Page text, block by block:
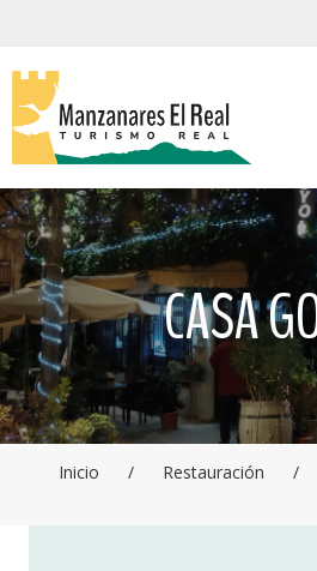
CASA
Inicio / Restauración /